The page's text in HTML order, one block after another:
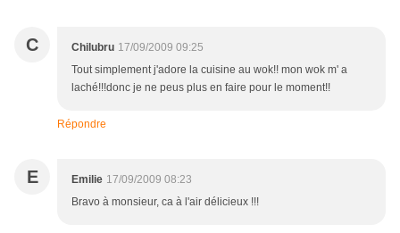
C Chilubru 17/09/2009 09:25
Tout simplement j'adore la cuisine au wok!! mon wok m' a
laché!!!donc je ne peus plus en faire pour le moment!!
Répondre
E Emilie 17/09/2009 08:23
Bravo à monsieur, ca à l'air délicieux !!!